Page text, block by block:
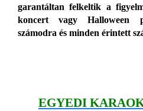
garantáltan felkeltik a
koncert vagy Halloween
számodra és minden érintett
EGYEDI